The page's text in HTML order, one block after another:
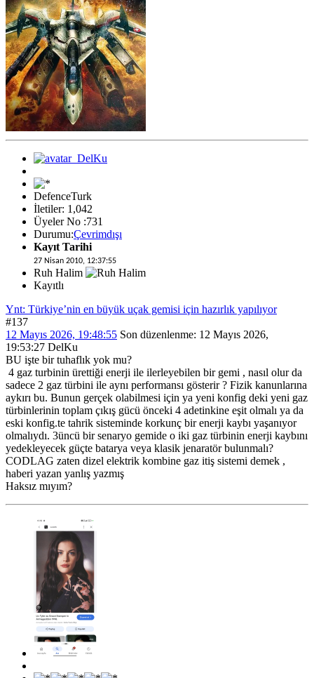
DefenceTurk
İletiler: 1,042
Üyeler No :731
Durumu:Çevrimdışı
Kayıt Tarihi
27 Nisan 2010, 12:37:55
Ruh Halim
Kayıtlı
Ynt: Türkiye’nin en büyük uçak gemisi için hazırlık yapılıyor
#137
12 Mayıs 2026, 19:48:55 Son düzenlenme: 12 Mayıs 2026,
19:53:27 DelKu
BU işte bir tuhaflık yok mu?
4 gaz turbinin ürettiği enerji ile ilerleyebilen bir gemi , nasıl olur da
sadece 2 gaz türbini ile aynı performansı gösterir ? Fizik kanunlarına
aykırı bu. Bunun gerçek olabilmesi için ya yeni konfig deki yeni gaz
türbinlerinin toplam çıkış gücü önceki 4 adetinkine eşit olmalı ya da
eski konfig.te tahrik sisteminde korkunç bir enerji kaybı yaşanıyor
olmalıydı. 3üncü bir senaryo gemide o iki gaz türbinin enerji kaybını
yedekleyecek güçte batarya veya klasik jenaratör bulunmalı?
CODLAG zaten dizel elektrik kombine gaz itiş sistemi demek ,
haberi yazan yanlış yazmış
Haksız mıyım?